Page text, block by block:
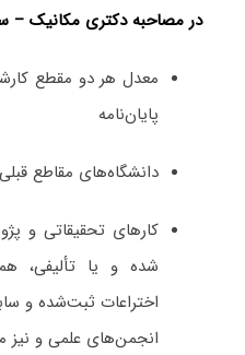
در مصاحبه دکتری مکانیک –
معدل هر دو مقطع
پایان‌نامه
دانشگاه‌های مقاطع
کارهای تحقیقاتی و
شده و یا تألیفی،
اختراعات ثبت‌­شده و
انجمن‌های علمی و نیز